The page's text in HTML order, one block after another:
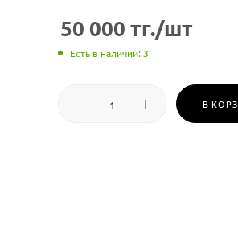
50 000 тг./шт
Есть в наличии: 3
В